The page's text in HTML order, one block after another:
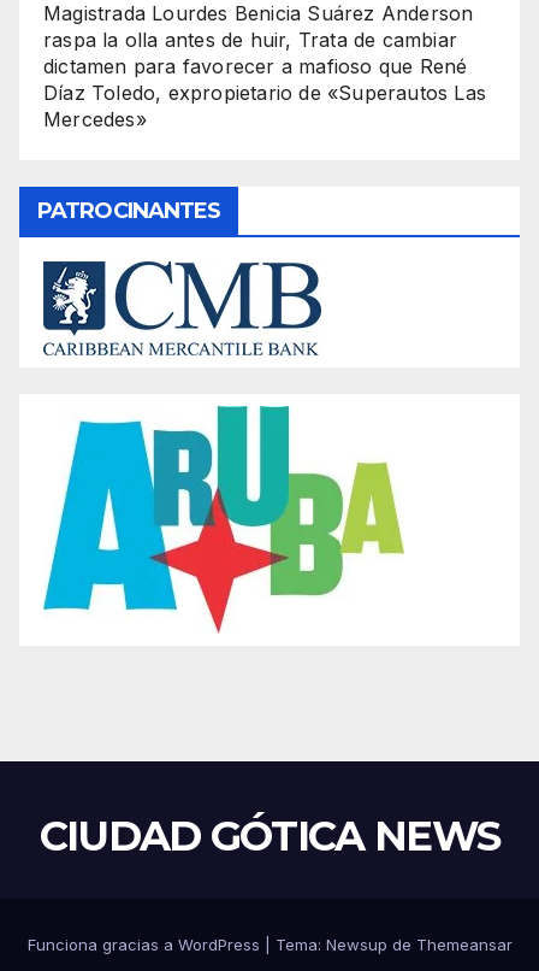
Magistrada Lourdes Benicia Suárez Anderson
raspa la olla antes de huir, Trata de cambiar
dictamen para favorecer a mafioso que René
Díaz Toledo, expropietario de «Superautos Las
Mercedes»
PATROCINANTES
CIUDAD GÓTICA NEWS
Funciona gracias a WordPress Tema: Newsup de Themeansar